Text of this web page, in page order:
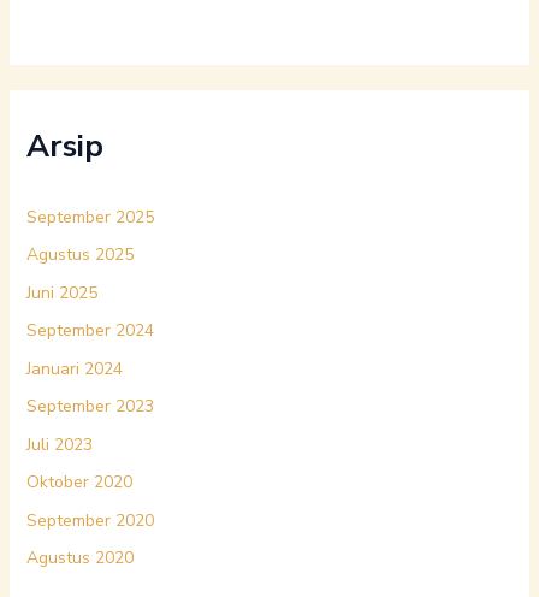
Arsip
September 2025
Agustus 2025
Juni 2025
September 2024
Januari 2024
September 2023
Juli 2023
Oktober 2020
September 2020
Agustus 2020